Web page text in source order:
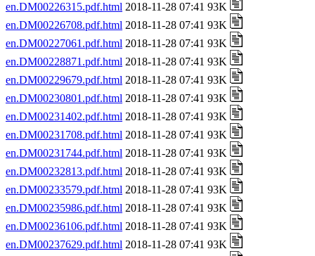
en.DM00226315.pdf.html 2018-11-28 07:41 93K
en.DM00226708.pdf.html 2018-11-28 07:41 93K
en.DM00227061.pdf.html 2018-11-28 07:41 93K
en.DM00228871.pdf.html 2018-11-28 07:41 93K
en.DM00229679.pdf.html 2018-11-28 07:41 93K
en.DM00230801.pdf.html 2018-11-28 07:41 93K
en.DM00231402.pdf.html 2018-11-28 07:41 93K
en.DM00231708.pdf.html 2018-11-28 07:41 93K
en.DM00231744.pdf.html 2018-11-28 07:41 93K
en.DM00232813.pdf.html 2018-11-28 07:41 93K
en.DM00233579.pdf.html 2018-11-28 07:41 93K
en.DM00235986.pdf.html 2018-11-28 07:41 93K
en.DM00236106.pdf.html 2018-11-28 07:41 93K
en.DM00237629.pdf.html 2018-11-28 07:41 93K